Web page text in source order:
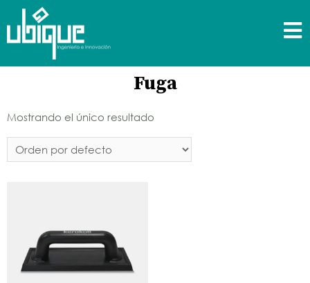
Fuga
Mostrando el único resultado